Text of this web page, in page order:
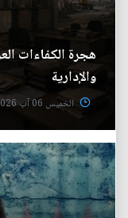
هجرة الكفاءات
والإدارية
الخميس 06 آب 2026